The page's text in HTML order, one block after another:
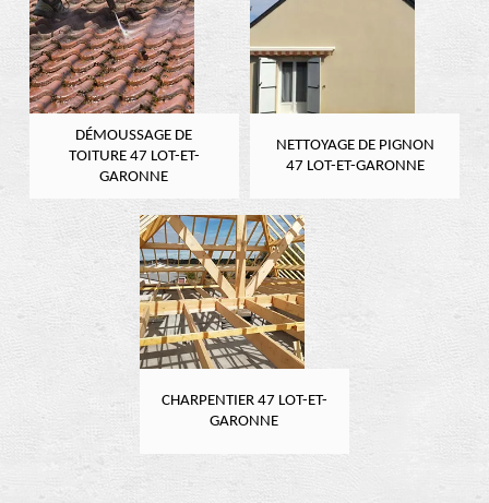
DÉMOUSSAGE DE
TOITURE 47 LOT-ET-
GARONNE
NETTOYAGE DE PIGNON
47 LOT-ET-GARONNE
CHARPENTIER 47 LOT-ET-
GARONNE